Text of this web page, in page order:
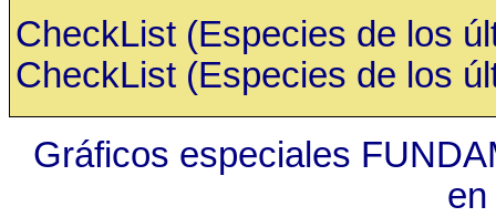
CheckList (Especies de los
CheckList (Especies de los
Gráficos especiales